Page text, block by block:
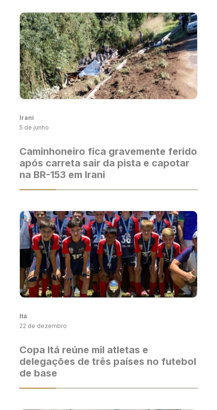
Irani
5 de junho
Caminhoneiro fica gravemente ferido
após carreta sair da pista e capotar
na BR-153 em Irani
Itá
22 de dezembro
Copa Itá reúne mil atletas e
delegações de três países no futebol
de base